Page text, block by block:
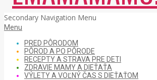
EMAMAMAMU.SK
Secondary Navigation Menu
Menu
PRED PÔRODOM
PÔROD A PO PÔRODE
RECEPTY A STRAVA PRE DETI
ZDRAVIE MAMY A DIEŤAŤA
VÝLETY A VOĽNÝ ČAS S DIEŤAŤOM